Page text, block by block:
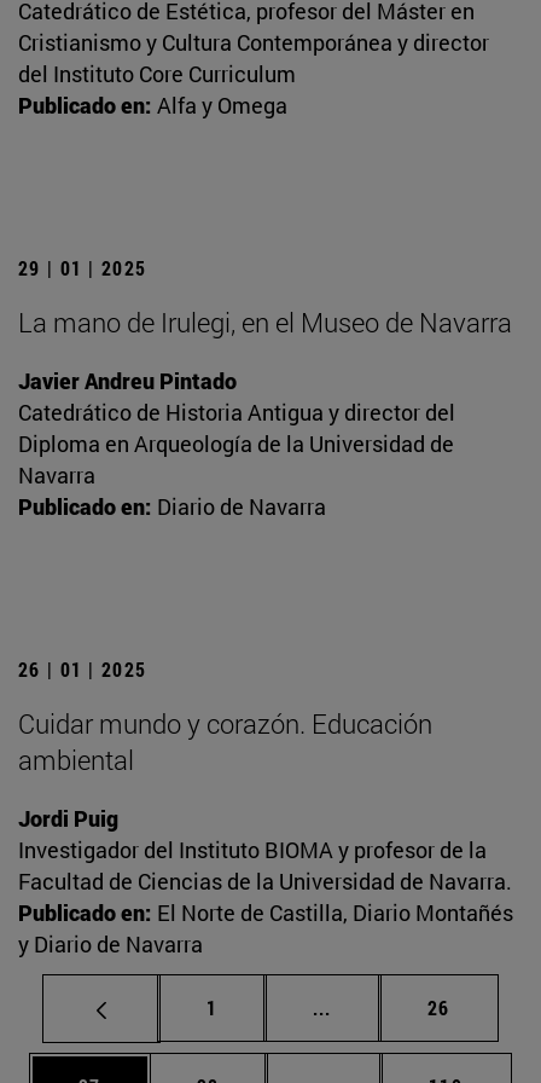
Catedrático de Estética, profesor del Máster en
Cristianismo y Cultura Contemporánea y director
del Instituto Core Curriculum
Publicado en: Alfa y Omega
29 | 01 | 2025
La mano de Irulegi, en el Museo de Navarra
Javier Andreu Pintado
Catedrático de Historia Antigua y director del
Diploma en Arqueología de la Universidad de
Navarra
Publicado en: Diario de Navarra
26 | 01 | 2025
Cuidar mundo y corazón. Educación
ambiental
Jordi Puig
Investigador del Instituto BIOMA y profesor de la
Facultad de Ciencias de la Universidad de Navarra.
Publicado en: El Norte de Castilla, Diario Montañés
y Diario de Navarra
Página
1 ... Páginas intermedias
Página
26